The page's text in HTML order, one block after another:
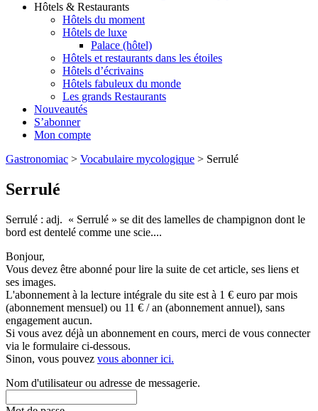
Hôtels & Restaurants
Hôtels du moment
Hôtels de luxe
Palace (hôtel)
Hôtels et restaurants dans les étoiles
Hôtels d’écrivains
Hôtels fabuleux du monde
Les grands Restaurants
Nouveautés
S’abonner
Mon compte
Gastronomiac > Vocabulaire mycologique > Serrulé
Serrulé
Serrulé : adj. « Serrulé » se dit des lamelles de champignon dont le
bord est dentelé comme une scie....
Bonjour,
Vous devez être abonné pour lire la suite de cet article, ses liens et
ses images.
L'abonnement à la lecture intégrale du site est à 1 € euro par mois
(abonnement mensuel) ou 11 € / an (abonnement annuel), sans
engagement aucun.
Si vous avez déjà un abonnement en cours, merci de vous connecter
via le formulaire ci-dessous.
Sinon, vous pouvez vous abonner ici.
Nom d'utilisateur ou adresse de messagerie.